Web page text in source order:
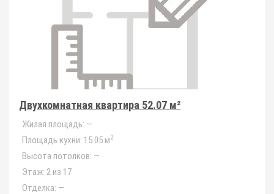
Двухкомнатная квартира 52.07 м²
Жилая площадь: —
Площадь кухни: 15.05 м2
Высота потолков: —
Этаж: 2 из 17
Отделка: —